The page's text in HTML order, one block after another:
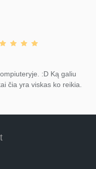
:D Ką galiu
čia yra viskas ko reikia.